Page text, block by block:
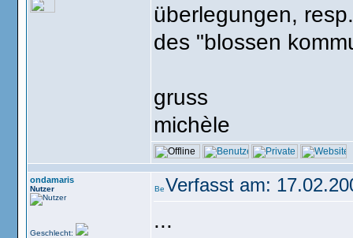
überlegungen,
des "blossen
gruss
michèle
ondamaris
Nutzer
Geschlecht:
Verfasst am:
...